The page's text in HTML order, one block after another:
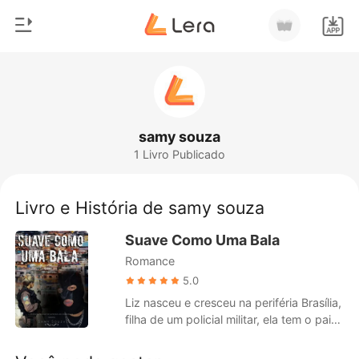
Baixar App
Lobisomem
Romance
Bilionários
Ranking
samy souza
1 Livro Publicado
Livro e História de samy souza
Suave Como Uma Bala
Romance
5.0
Liz nasceu e cresceu na periféria Brasília,
filha de um policial militar, ela tem o pai